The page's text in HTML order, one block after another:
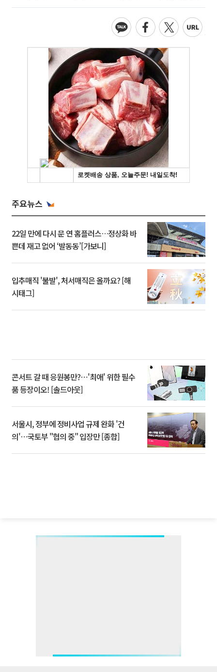
주요뉴스
22일 만에 다시 문 연 홈플러스…정상화 바
쁜데 재고 없어 ‘발동동’[가보니]
입추매직 '불발', 처서매직은 올까요? [해
시태그]
콘서트 갈 때 응원봉만?⋯'최애' 위한 필수
품 등장이오! [솔드아웃]
서울시, 정부에 정비사업 규제 완화 '건
의'⋯국토부 "협의 중" 입장만 [종합]